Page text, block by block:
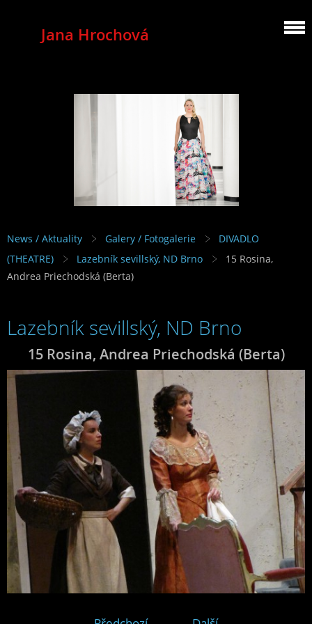
Jana Hrochová
MEZZOSOPRANO
News / Aktuality Galery / Fotogalerie
DIVADLO
(THEATRE)
Lazebník sevillský, ND Brno
15 Rosina,
Andrea Priechodská (Berta)
Lazebník sevillský, ND Brno
15 Rosina, Andrea Priechodská (Berta)